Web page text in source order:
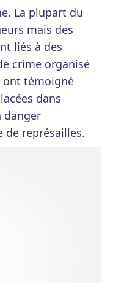
La plupart du
mais des
liés à des
crime organisé
ont témoigné
dans
danger
de représailles.